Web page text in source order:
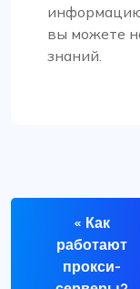
вы можете
знаний.
« Как
работают
прокси-